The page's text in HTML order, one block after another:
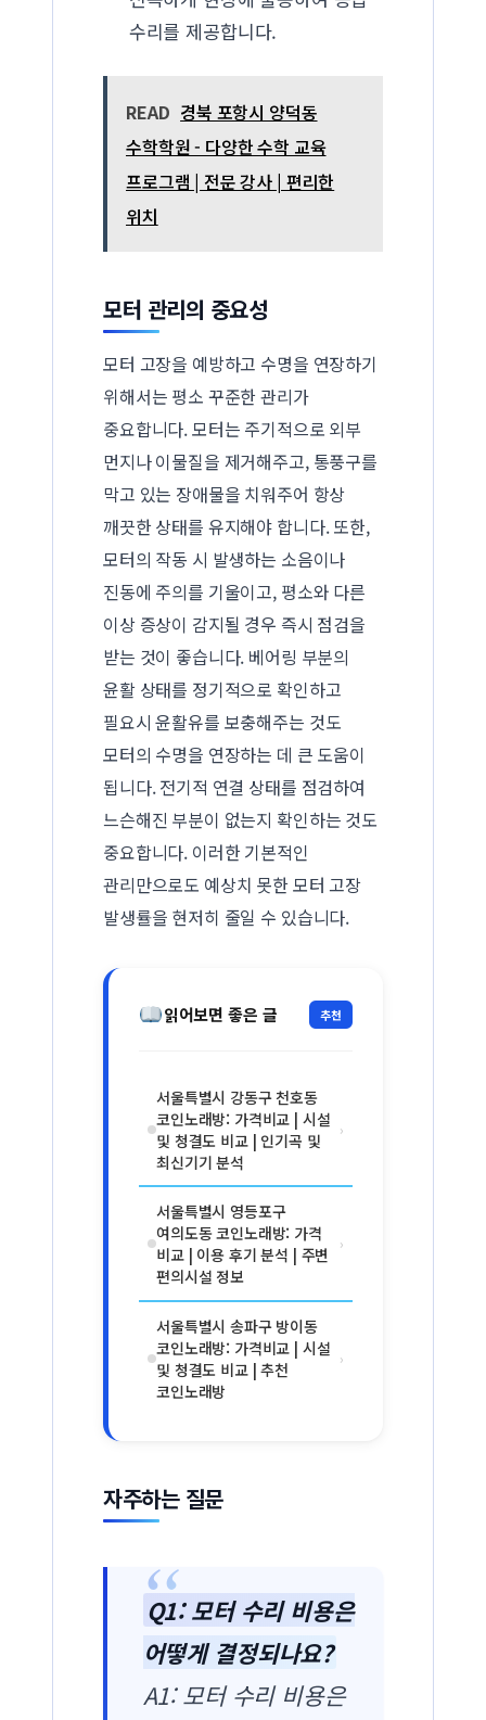
수리를 제공합니다.
READ 경북 포항시 양덕동
수학학원 - 다양한 수학 교육
프로그램 | 전문 강사 | 편리한
위치
모터 관리의 중요성
모터 고장을 예방하고 수명을 연장하기
위해서는 평소 꾸준한 관리가
중요합니다. 모터는 주기적으로 외부
먼지나 이물질을 제거해주고, 통풍구를
막고 있는 장애물을 치워주어 항상
깨끗한 상태를 유지해야 합니다. 또한,
모터의 작동 시 발생하는 소음이나
진동에 주의를 기울이고, 평소와 다른
이상 증상이 감지될 경우 즉시 점검을
받는 것이 좋습니다. 베어링 부분의
윤활 상태를 정기적으로 확인하고
필요시 윤활유를 보충해주는 것도
모터의 수명을 연장하는 데 큰 도움이
됩니다. 전기적 연결 상태를 점검하여
느슨해진 부분이 없는지 확인하는 것도
중요합니다. 이러한 기본적인
관리만으로도 예상치 못한 모터 고장
발생률을 현저히 줄일 수 있습니다.
읽어보면 좋은 글 추천
서울특별시 강동구 천호동
코인노래방: 가격비교 | 시설
및 청결도 비교 | 인기곡 및
최신기기 분석
›
서울특별시 영등포구
여의도동 코인노래방: 가격
비교 | 이용 후기 분석 | 주변
편의시설 정보
›
서울특별시 송파구 방이동
코인노래방: 가격비교 | 시설
및 청결도 비교 | 추천
코인노래방
›
자주하는 질문
Q1: 모터 수리 비용은
어떻게 결정되나요?
A1: 모터 수리 비용은